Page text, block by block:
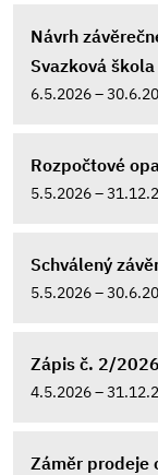
Návrh
Svazková
6.5.2026 –
Rozpočtové
5.5.2026 –
Schválený
5.5.2026 –
Zápis č. 2/2026
4.5.2026 –
Záměr prodeje